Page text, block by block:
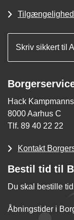
Skriv sikkert til
Hack
8000 Aarhus C
Tlf. 89 40 22 22
Kontakt
Bestil tid til
Du skal bestille
Åbningstider i